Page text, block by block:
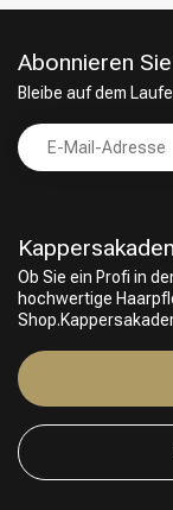
Friseurwahl
Ob Sie ein Profi in
hochwertige
Abonnieren
Bleibe auf dem